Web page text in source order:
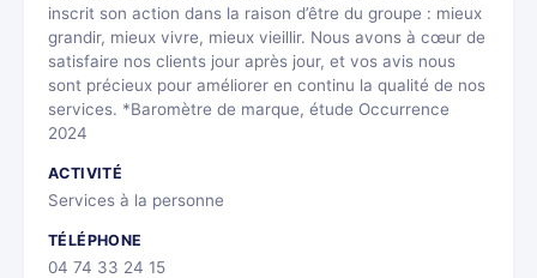
inscrit son action dans la raison d’être du groupe : mieux
grandir, mieux vivre, mieux vieillir. Nous avons à cœur de
satisfaire nos clients jour après jour, et vos avis nous
sont précieux pour améliorer en continu la qualité de nos
services. *Baromètre de marque, étude Occurrence
2024
ACTIVITÉ
Services à la personne
TÉLÉPHONE
04 74 33 24 15